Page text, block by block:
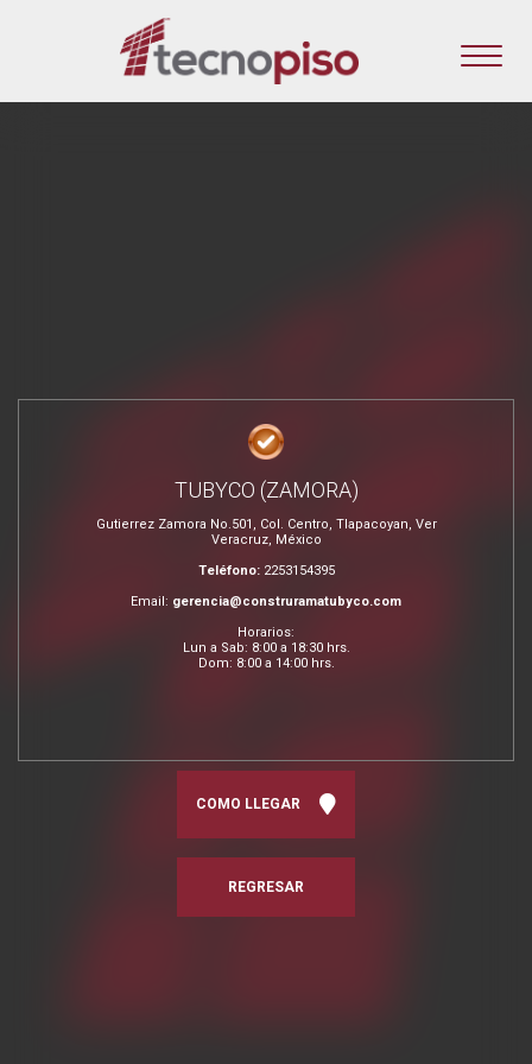
TUBYCO (ZAMORA)
Gutierrez Zamora No.501, Col. Centro, Tlapacoyan, Ver
Veracruz, México
Teléfono: 2253154395
Email: gerencia@construramatubyco.com
Horarios:
Lun a Sab: 8:00 a 18:30 hrs.
Dom: 8:00 a 14:00 hrs.
COMO LLEGAR
REGRESAR